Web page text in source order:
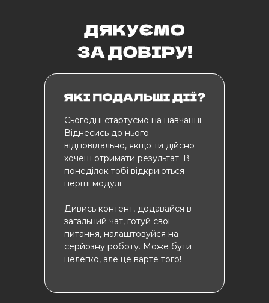
Cьогодні стартуємо на навчанні.
Віднесись до нього
відповідально, якщо ти дійсно
хочеш отримати результат. В
понеділок тобі відкриються
перші модулі.
Дивись контент, додавайся в
загальний чат, готуй свої
питання, налаштовуйся на
серйозну роботу. Може бути
нелегко, але це варте того!